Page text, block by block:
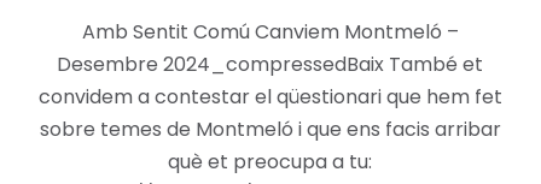
Amb Sentit Comú Canviem Montmeló –
Desembre 2024_compressedBaix També et
convidem a contestar el qüestionari que hem fet
sobre temes de Montmeló i que ens facis arribar
què et preocupa a tu: